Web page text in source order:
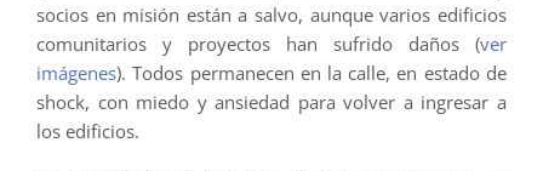
socios en misión están a salvo, aunque varios edificios
comunitarios y proyectos han sufrido daños (ver
imágenes). Todos permanecen en la calle, en estado de
shock, con miedo y ansiedad para volver a ingresar a
los edificios.